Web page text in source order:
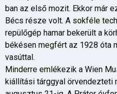
ban az első mozit. Ekkor már
Bécs része volt. A sokféle
repülőgép hamar bekerült a
békésen megfért az 1928 óta
vasúttal.
Minderre emlékezik a Wien
kiállítási tárggyal örvendezteti